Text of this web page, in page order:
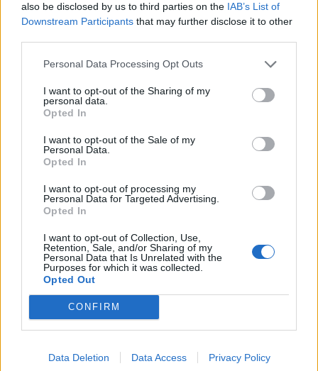
also be disclosed by us to third parties on the IAB’s List of
Downstream Participants that may further disclose it to other
Personal Data Processing Opt Outs
I want to opt-out of the Sharing of my
personal data.
Opted In
I want to opt-out of the Sale of my
Personal Data.
Opted In
I want to opt-out of processing my
Personal Data for Targeted Advertising.
Opted In
I want to opt-out of Collection, Use,
Retention, Sale, and/or Sharing of my
Personal Data that Is Unrelated with the
Purposes for which it was collected.
Opted Out
CONFIRM
Data Deletion Data Access Privacy Policy
A november 1-jei Mindenszentek ünnepéhez közeledve a MÁV-
menetrendváltozásról. Érdemes a menetjegyek
utazásra. A pénztárak előtti sorban állás elkerülése érdekében
a menetjegy elővételben, online és mobilon is kényelmesen
társaságok – MÁV-START, Volánbusz, MÁV-HÉV – a
mindenszentek ünnepéhez igazították a járatok közlekedési
HÍRLEVÉL
Név
E-mail cím